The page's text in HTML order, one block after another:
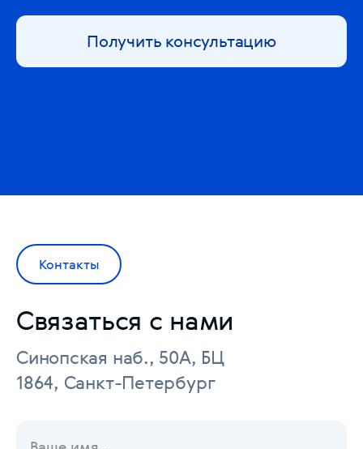
Получить консультацию
Связаться с нами
Контакты
Синопская наб., 50А, БЦ
1864, Санкт-Петербург